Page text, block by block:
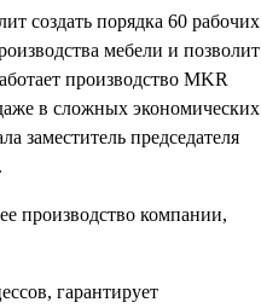
создать порядка 60 рабочих
мебели и позволит
производство MKR
в сложных экономических
заместитель председателя
производство компании,
гарантирует